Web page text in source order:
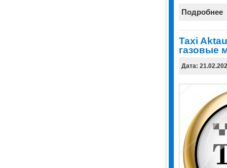
Подробнее
Taxi
газовые
Дата: